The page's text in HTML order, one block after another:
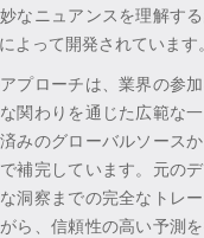
なニュアンスを理解す
よって開発されています。
プローチは、業界の参
関わりを通じた広範な
みのグローバルソース
補完しています。元の
洞察までの完全なトレ
ら、信頼性の高い予測